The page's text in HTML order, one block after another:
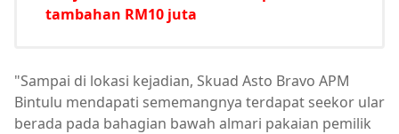
tambahan RM10 juta
"Sampai di lokasi kejadian, Skuad Asto Bravo APM
Bintulu mendapati sememangnya terdapat seekor ular
berada pada bahagian bawah almari pakaian pemilik